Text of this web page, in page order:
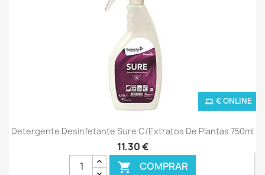
Detergente Desinfetante Sure C/Extratos De Plantas 750ml
11,30 €
 COMPRAR
€ ONLINE